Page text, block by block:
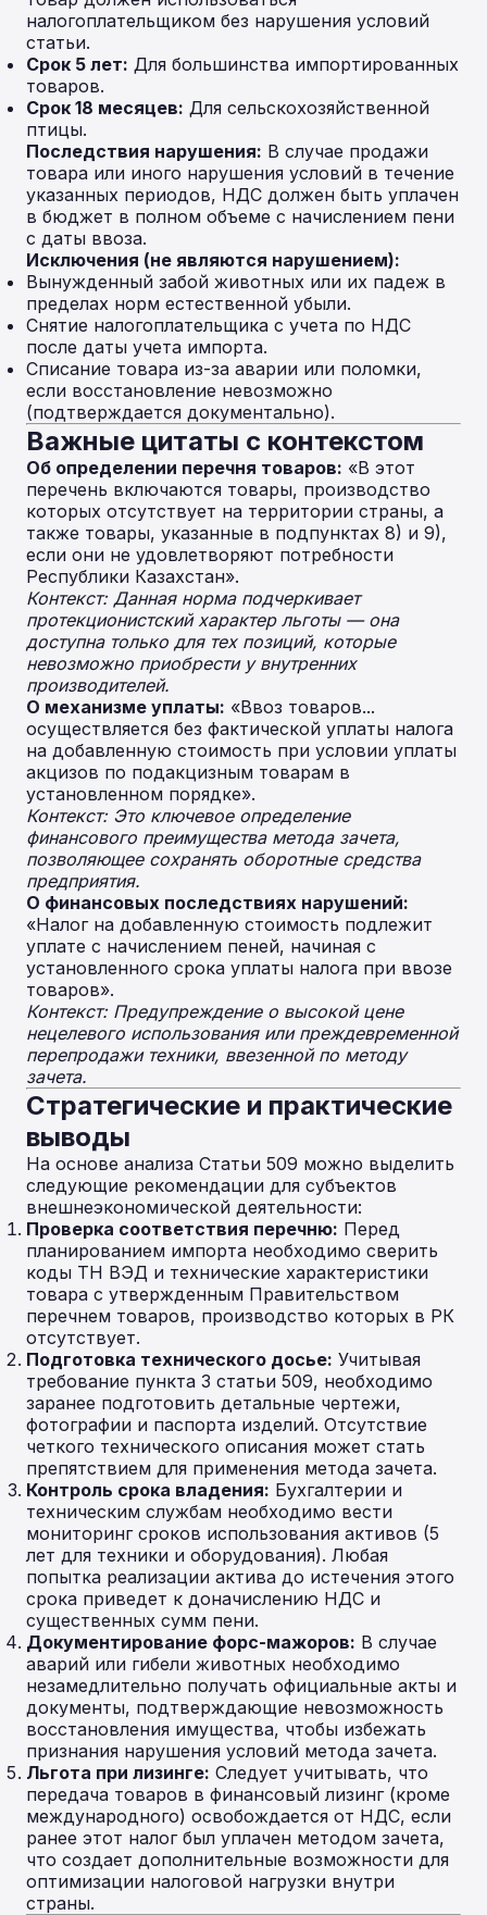
налогоплательщиком без нарушения условий
статьи.
Срок 5 лет: Для большинства импортированных
товаров.
Срок 18 месяцев: Для сельскохозяйственной
птицы.
Последствия нарушения: В случае продажи
товара или иного нарушения условий в течение
указанных периодов, НДС должен быть уплачен
в бюджет в полном объеме с начислением пени
с даты ввоза.
Исключения (не являются нарушением):
Вынужденный забой животных или их падеж в
пределах норм естественной убыли.
Снятие налогоплательщика с учета по НДС
после даты учета импорта.
Списание товара из-за аварии или поломки,
если восстановление невозможно
(подтверждается документально).
Важные цитаты с контекстом
Об определении перечня товаров: «В этот
перечень включаются товары, производство
которых отсутствует на территории страны, а
также товары, указанные в подпунктах 8) и 9),
если они не удовлетворяют потребности
Республики Казахстан».
Контекст: Данная норма подчеркивает
протекционистский характер льготы — она
доступна только для тех позиций, которые
невозможно приобрести у внутренних
производителей.
О механизме уплаты: «Ввоз товаров...
осуществляется без фактической уплаты налога
на добавленную стоимость при условии уплаты
акцизов по подакцизным товарам в
установленном порядке».
Контекст: Это ключевое определение
финансового преимущества метода зачета,
позволяющее сохранять оборотные средства
предприятия.
О финансовых последствиях нарушений:
«Налог на добавленную стоимость подлежит
уплате с начислением пеней, начиная с
установленного срока уплаты налога при ввозе
товаров».
Контекст: Предупреждение о высокой цене
нецелевого использования или преждевременной
перепродажи техники, ввезенной по методу
зачета.
Стратегические и практические
выводы
На основе анализа Статьи 509 можно выделить
следующие рекомендации для субъектов
внешнеэкономической деятельности:
Проверка соответствия перечню: Перед
планированием импорта необходимо сверить
коды ТН ВЭД и технические характеристики
товара с утвержденным Правительством
перечнем товаров, производство которых в РК
отсутствует.
Подготовка технического досье: Учитывая
требование пункта 3 статьи 509, необходимо
заранее подготовить детальные чертежи,
фотографии и паспорта изделий. Отсутствие
четкого технического описания может стать
препятствием для применения метода зачета.
Контроль срока владения: Бухгалтерии и
техническим службам необходимо вести
мониторинг сроков использования активов (5
лет для техники и оборудования). Любая
попытка реализации актива до истечения этого
срока приведет к доначислению НДС и
существенных сумм пени.
Документирование форс-мажоров: В случае
аварий или гибели животных необходимо
незамедлительно получать официальные акты и
документы, подтверждающие невозможность
восстановления имущества, чтобы избежать
признания нарушения условий метода зачета.
Льгота при лизинге: Следует учитывать, что
передача товаров в финансовый лизинг (кроме
международного) освобождается от НДС, если
ранее этот налог был уплачен методом зачета,
что создает дополнительные возможности для
оптимизации налоговой нагрузки внутри
страны.